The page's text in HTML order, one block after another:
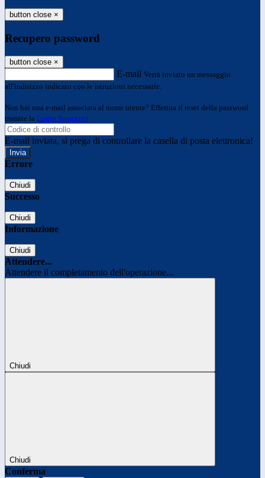
button close ×
Recupero password
button close ×
E-mail Verrà inviato un messaggio
all'indirizzo indicato con le istruzioni necessarie.
Non hai una e-mail associata al nome utente? Effettua il reset della password
tramite la Login Spaggiari
E-mail inviata, si prega di controllare la casella di posta elettronica!
Errore
Chiudi
Successo
Chiudi
Informazione
Chiudi
Attendere...
Attendere il completamento dell'operazione...
Chiudi
Chiudi
Conferma